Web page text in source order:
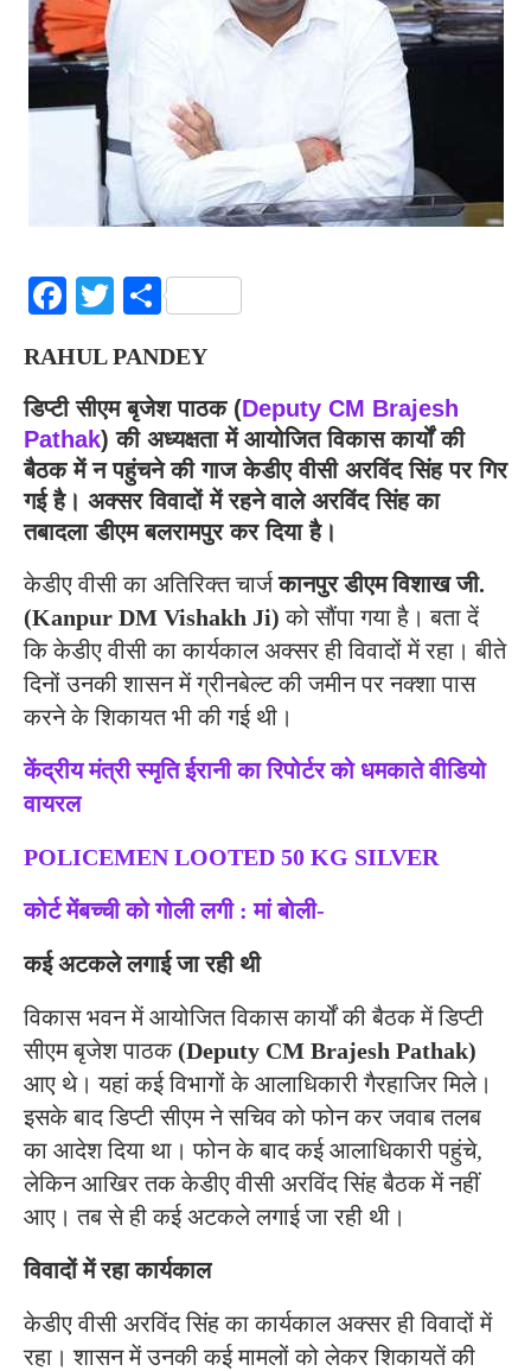
Facebook
Twitter
Share
RAHUL PANDEY
डिप्टी सीएम बृजेश पाठक (Deputy CM Brajesh
Pathak) की अध्यक्षता में आयोजित विकास कार्यों की
बैठक में न पहुंचने की गाज केडीए वीसी अरविंद सिंह पर गिर
गई है। अक्सर विवादों में रहने वाले अरविंद सिंह का
तबादला डीएम बलरामपुर कर दिया है।
केडीए वीसी का अतिरिक्त चार्जकानपुर डीएम विशाख जी.
(Kanpur DM Vishakh Ji)को सौंपा गया है। बता दें
कि केडीए वीसी का कार्यकाल अक्सर ही विवादों में रहा। बीते
दिनों उनकी शासन में ग्रीनबेल्ट की जमीन पर नक्शा पास
करने के शिकायत भी की गई थी।
केंद्रीय मंत्री स्मृति ईरानी का रिपोर्टर को धमकाते वीडियो
वायरल
POLICEMEN LOOTED 50 KG SILVER
कोर्ट मेंबच्ची को गोली लगी : मां बोली-
कई अटकले लगाई जा रही थी
विकास भवन में आयोजित विकास कार्यों की बैठक में डिप्टी
सीएम बृजेश पाठक (Deputy CM Brajesh Pathak)
आए थे। यहां कई विभागों के आलाधिकारी गैरहाजिर मिले।
इसके बाद डिप्टी सीएम ने सचिव को फोन कर जवाब तलब
का आदेश दिया था। फोन के बाद कई आलाधिकारी पहुंचे,
लेकिन आखिर तक केडीए वीसी अरविंद सिंह बैठक में नहीं
आए। तब से ही कई अटकले लगाई जा रही थी।
विवादों में रहा कार्यकाल
केडीए वीसी अरविंद सिंह का कार्यकाल अक्सर ही विवादों में
रहा। शासन में उनकी कई मामलों को लेकर शिकायतें की